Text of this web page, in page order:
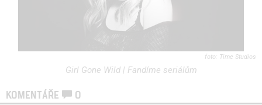
Time Studios
Girl Gone Wild | Fandíme seriálům
KOMENTÁŘE 0